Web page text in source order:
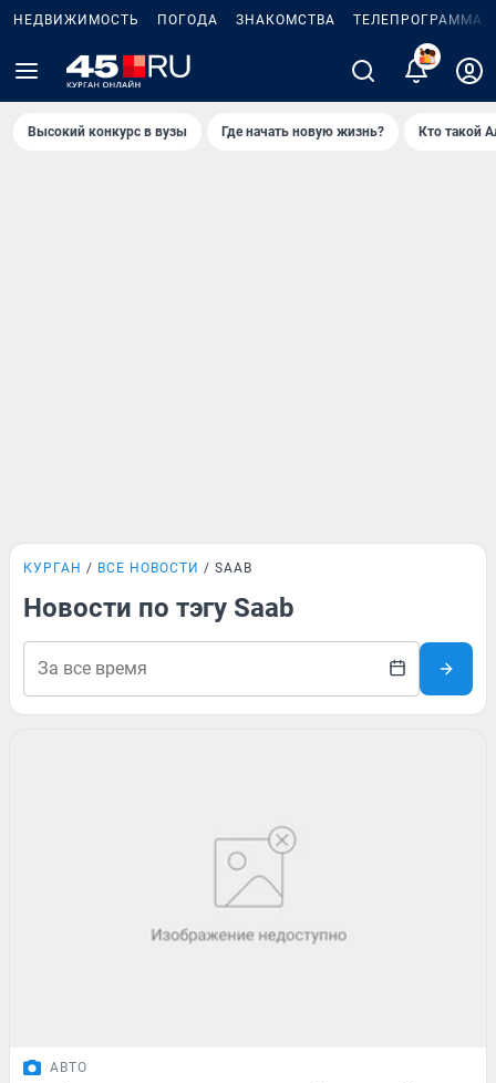
НЕДВИЖИМОСТЬ ПОГОДА ЗНАКОМСТВА ТЕЛЕПРОГРАММА
Высокий конкурс в вузы Где начать новую жизнь? Кто такой
КУРГАН ВСЕ НОВОСТИ SAAB
Новости по тэгу Saab
АВТО